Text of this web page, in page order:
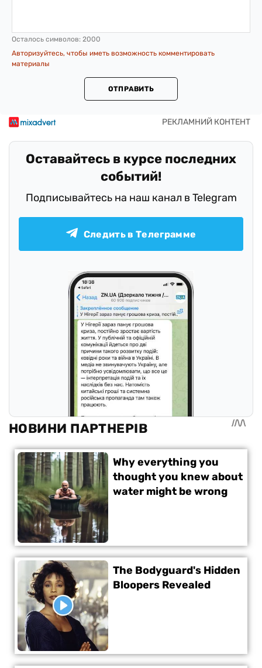
Осталось символов: 2000
Авторизуйтесь, чтобы иметь возможность комментировать
материалы
ОТПРАВИТЬ
Оставайтесь в курсе последних
событий!
Подписывайтесь на наш канал в Telegram
Следить в Телеграмме